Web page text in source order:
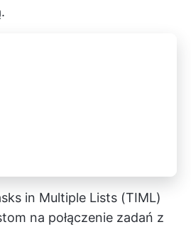
in Multiple Lists (TIML)
na połączenie zadań z